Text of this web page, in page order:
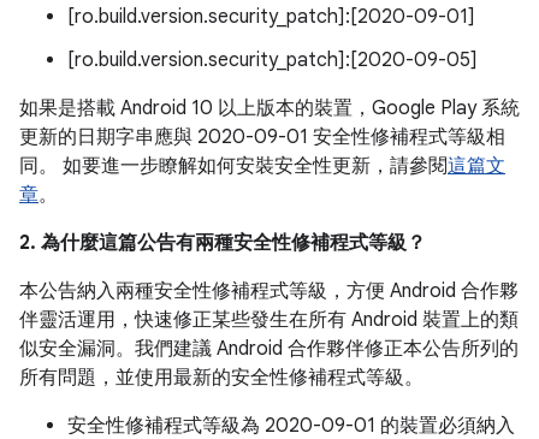
[ro.build.version.security_patch]:[2020-09-01]
[ro.build.version.security_patch]:[2020-09-05]
如果是搭載 Android 10 以上版本的裝置，Google Play 系統
更新的日期字串應與 2020-09-01 安全性修補程式等級相
同。 如要進一步瞭解如何安裝安全性更新，請參閱這篇文
章。
2. 為什麼這篇公告有兩種安全性修補程式等級？
本公告納入兩種安全性修補程式等級，方便 Android 合作夥
伴靈活運用，快速修正某些發生在所有 Android 裝置上的類
似安全漏洞。我們建議 Android 合作夥伴修正本公告所列的
所有問題，並使用最新的安全性修補程式等級。
安全性修補程式等級為 2020-09-01 的裝置必須納入